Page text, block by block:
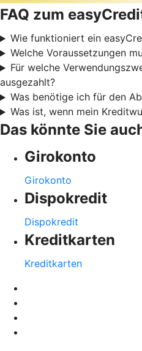
FAQ zum
Wie funktioniert ein
Welche Voraussetzungen
Für welche
ausgezahlt?
Was benötige ich für den
Was ist, wenn mein
Das könnte Sie
Girokonto
Girokonto
Dispokredit
Dispokredit
Kreditkarten
Kreditkarten